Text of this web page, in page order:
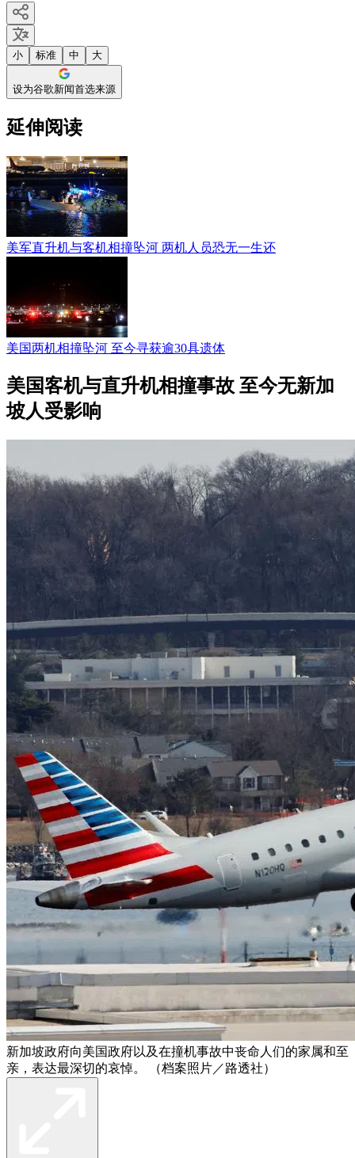
小 标准 中 大
设为谷歌新闻首选来源
延伸阅读
美军直升机与客机相撞坠河 两机人员恐无一生还
美国两机相撞坠河 至今寻获逾30具遗体
美国客机与直升机相撞事故 至今无新加
坡人受影响
新加坡政府向美国政府以及在撞机事故中丧命人们的家属和至
亲，表达最深切的哀悼。 （档案照片／路透社）